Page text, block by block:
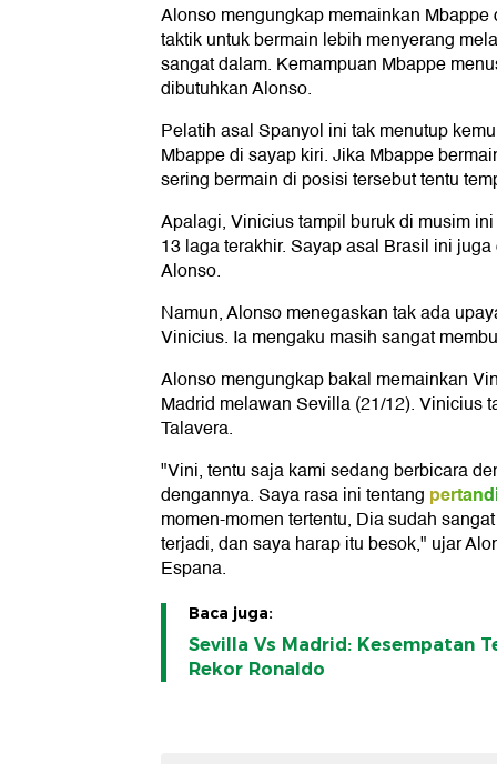
Alonso mengungkap memainkan
taktik untuk bermain lebih menyerang
sangat dalam. Kemampuan Mbappe
dibutuhkan Alonso.
Pelatih asal Spanyol ini tak menutup
Mbappe di sayap kiri. Jika Mbappe
sering bermain di posisi tersebut tentu
Apalagi, Vinicius tampil buruk di musim
13 laga terakhir. Sayap asal Brasil ini
Alonso.
Namun, Alonso menegaskan tak ada
Vinicius. Ia mengaku masih sangat
Alonso mengungkap bakal memainkan
Madrid melawan Sevilla (21/12). Vinicius
Talavera.
"Vini, tentu saja kami sedang berbicara
dengannya. Saya rasa ini tentang
momen-momen tertentu, Dia sudah
terjadi, dan saya harap itu besok," ujar
Espana.
Baca juga:
Sevilla Vs Madrid: Kesempatan
Rekor Ronaldo